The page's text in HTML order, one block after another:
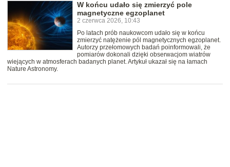
W końcu udało się zmierzyć pole
magnetyczne egzoplanet
2 czerwca 2026, 10:43
Po latach prób naukowcom udało się w końcu
zmierzyć natężenie pól magnetycznych egzoplanet.
Autorzy przełomowych badań poinformowali, że
pomiarów dokonali dzięki obserwacjom wiatrów
wiejących w atmosferach badanych planet. Artykuł ukazał się na łamach
Nature Astronomy.